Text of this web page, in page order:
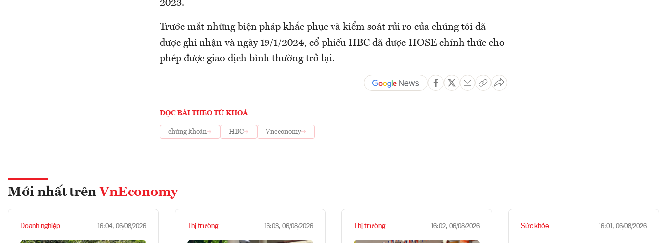
2023.
Trước mắt những biện pháp khắc phục và kiểm soát rủi ro của chúng tôi đã
được ghi nhận và ngày 19/1/2024, cổ phiếu HBC đã được HOSE chính thức cho
phép được giao dịch bình thường trở lại.
ĐỌC BÀI THEO TỪ KHOÁ
chứng khoán HBC Vneconomy
Mới nhất trên VnEconomy
Doanh nghiệp 16:04, 06/08/2026 Thị trường 16:03, 06/08/2026 Thị trường 16:02, 06/08/2026 Sức khỏe 16:01, 06/08/2026